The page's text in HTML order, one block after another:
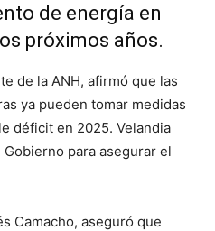
de energía en
próximos años.
de la ANH, afirmó que las
ya pueden tomar medidas
déficit en 2025. Velandia
para asegurar el
Camacho, aseguró que